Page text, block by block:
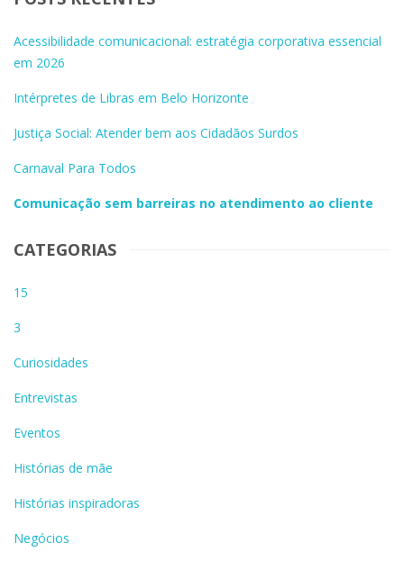
Acessibilidade comunicacional: estratégia corporativa essencial
em 2026
Intérpretes de Libras em Belo Horizonte
Justiça Social: Atender bem aos Cidadãos Surdos
Carnaval Para Todos
Comunicação sem barreiras no atendimento ao cliente
CATEGORIAS
15
3
Curiosidades
Entrevistas
Eventos
Histórias de mãe
Histórias inspiradoras
Negócios